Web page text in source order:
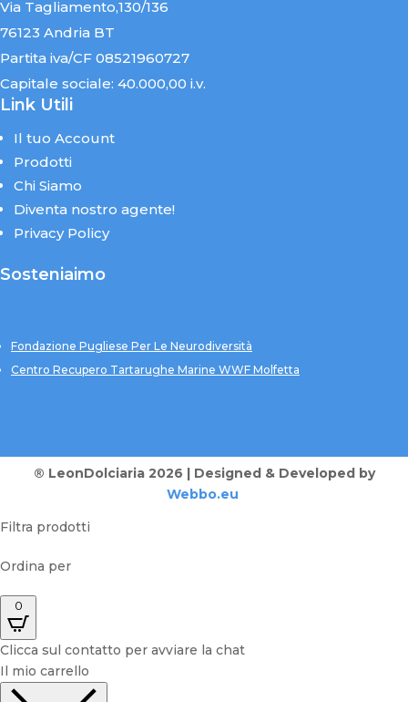
Via Tagliamento,130/136
76123 Andria BT
Partita iva/CF 08521960727
Capitale sociale: 40.000,00 i.v.
Link Utili
Il tuo Account
Prodotti
Chi Siamo
Diventa nostro agente!
Privacy Policy
Sosteniaimo
Fondazione Pugliese Per Le Neurodiversità
Centro Recupero Tartarughe Marine WWF Molfetta
® LeonDolciaria 2026 | Designed & Developed by
Webbo.eu
Filtra prodotti
Ordina per
0
Clicca sul contatto per avviare la chat
Il mio carrello